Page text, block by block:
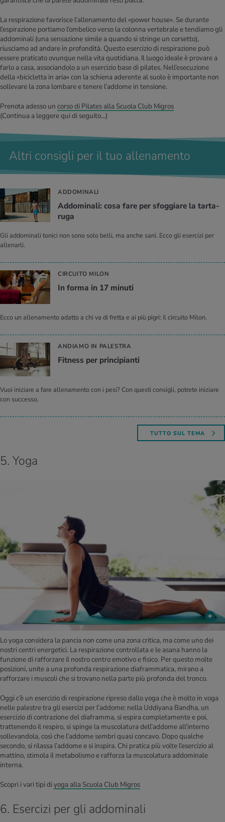
La respirazione favorisce l’allenamento del «power house». Se durante
l’espirazione portiamo l’ombelico verso la colonna vertebrale e tendiamo gli
addominali (una sensazione simile a quando si stringe un corsetto),
riusciamo ad andare in profondità. Questo esercizio di respirazione può
essere praticato ovunque nella vita quotidiana. Il luogo ideale è provare a
farlo a casa, associandolo a un esercizio base di pilates. Nell’esecuzione
della «bicicletta in aria» con la schiena aderente al suolo è importante non
sollevare la zona lombare e tenere l’addome in tensione.
Prenota adesso un corso di Pilates alla Scuola Club Migros
(Continua a leggere qui di seguito...)
Altri consigli per il tuo allenamento
ADDOMINALI
Ad­do­mi­na­li: cosa fare per sfog­gia­re la tar­ta­
ru­ga
Gli addominali tonici non sono solo belli, ma anche sani. Ecco gli esercizi per
allenarli.
CIRCUITO MILON
In forma in 17 mi­nu­ti
Ecco un allenamento adatto a chi va di fretta e ai più pigri: il circuito Milon.
ANDIAMO IN PALESTRA
Fit­ness per prin­ci­pian­ti
Vuoi iniziare a fare allenamento con i pesi? Con questi consigli, potrete iniziare
con successo.
TUTTO SUL TEMA
5. Yoga
Lo yoga considera la pancia non come una zona critica, ma come uno dei
nostri centri energetici. La respirazione controllata e le asana hanno la
funzione di rafforzare il nostro centro emotivo e fisico. Per questo molte
posizioni, unite a una profonda respirazione diaframmatica, mirano a
rafforzare i muscoli che si trovano nella parte più profonda del tronco.
Oggi c’è un esercizio di respirazione ripreso dallo yoga che è molto in voga
nelle palestre tra gli esercizi per l’addome: nella Uddiyana Bandha, un
esercizio di contrazione del diaframma, si espira completamente e poi,
trattenendo il respiro, si spinge la muscolatura dell’addome all’interno
sollevandola, così che l’addome sembri quasi concavo. Dopo qualche
secondo, si rilassa l’addome e si inspira. Chi pratica più volte l’esercizio al
mattino, stimola il metabolismo e rafforza la muscolatura addominale
interna.
Scopri i vari tipi di yoga alla Scuola Club Migros
6. Esercizi per gli addominali